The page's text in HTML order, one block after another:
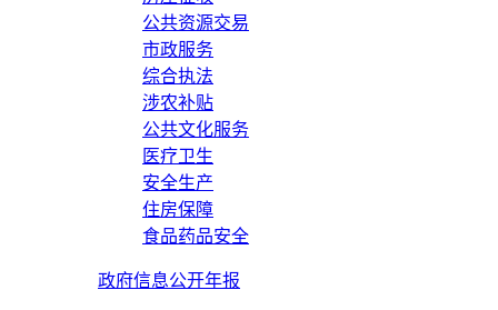
公共资源交易
市政服务
综合执法
涉农补贴
公共文化服务
医疗卫生
安全生产
住房保障
食品药品安全
政府信息公开年报